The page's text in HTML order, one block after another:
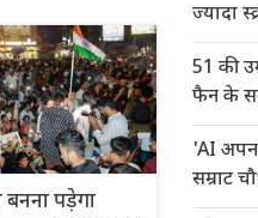
बनना पड़ेगा
ज्यादा
51 की
फैन के
'AI
सम्राट